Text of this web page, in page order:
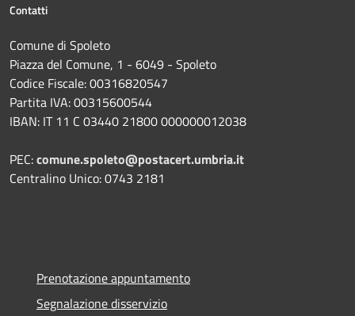
Contatti
Comune di Spoleto
Piazza del Comune, 1 - 6049 - Spoleto
Codice Fiscale: 00316820547
Partita IVA: 00315600544
IBAN: IT 11 C 03440 21800 000000012038
PEC:comune.spoleto@postacert.umbria.it
Centralino Unico: 0743 2181
Prenotazione appuntamento
Segnalazione disservizio